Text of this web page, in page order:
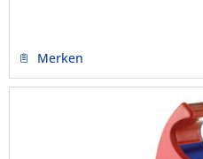
Merken